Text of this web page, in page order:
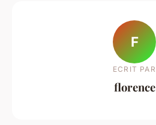
F
ECRIT PAR
florence